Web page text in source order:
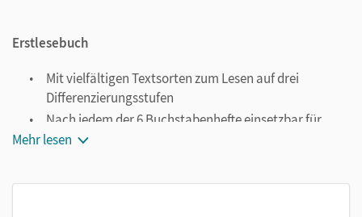
Erstlesebuch
Mit vielfältigen Textsorten zum Lesen auf drei
Differenzierungsstufen
Nach jedem der 6 Buchstabenhefte einsetzbar für
individuelle und gemeinsame Lesezeiten
Mehr lesen